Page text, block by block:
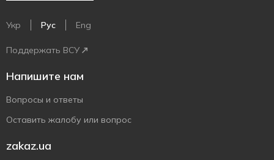
Укр Рус Eng
Поддержать ВСУ
Напишите нам
Вопросы и ответы
Оставить жалобу или вопрос
zakaz.ua